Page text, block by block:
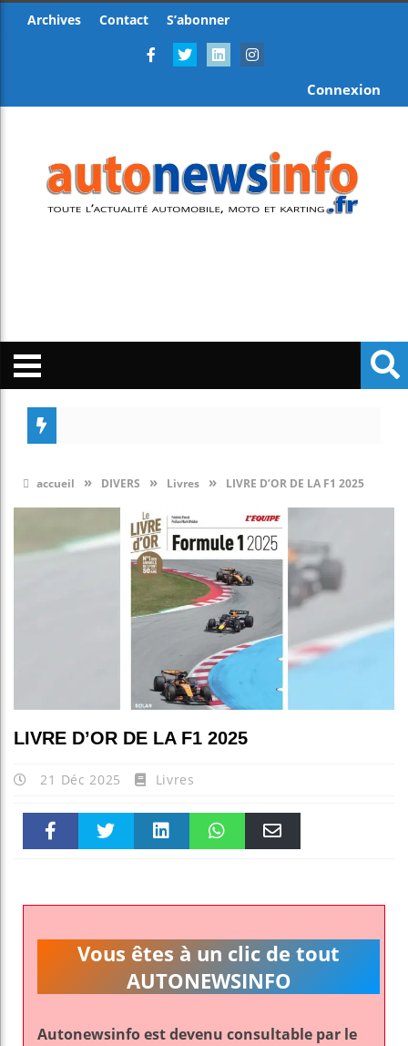
Archives Contact S’abonner
Connexion
accueil » DIVERS » Livres » LIVRE D’OR DE LA F1 2025
LIVRE D’OR DE LA F1 2025
21 Déc 2025 Livres
k pt
Vous êtes à un clic de tout
AUTONEWSINFO
Autonewsinfo est devenu consultable par le